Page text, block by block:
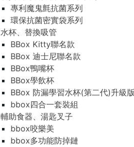
專利魔鬼氈抗菌系列
環保抗菌密實袋系列
水杯、替換吸管
BBox Kitty聯名款
BBox 迪士尼聯名款
BBox鴨嘴杯
BBox學飲杯
BBox 防漏學習水杯(第二代)升級版
bbox四合一套裝組
輔助食器、湯匙叉子
bbox咬樂美
bbox多功能防掉鏈